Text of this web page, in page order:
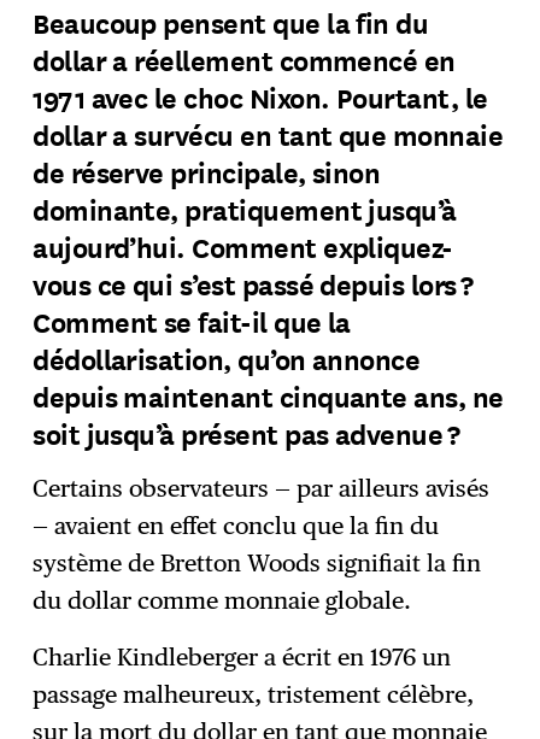
Beaucoup pensent que la fin du
dollar a réellement commencé en
1971 avec le choc Nixon. Pourtant, le
dollar a survécu en tant que monnaie
de réserve principale, sinon
dominante, pratiquement jusqu’à
aujourd’hui. Comment expliquez-
vous ce qui s’est passé depuis lors ?
Comment se fait-il que la
dédollarisation, qu’on annonce
depuis maintenant cinquante ans, ne
soit jusqu’à présent pas advenue ?
Certains observateurs — par ailleurs avisés
— avaient en effet conclu que la fin du
système de Bretton Woods signifiait la fin
du dollar comme monnaie globale.
Charlie Kindleberger a écrit en 1976 un
passage malheureux, tristement célèbre,
sur la mort du dollar en tant que monnaie